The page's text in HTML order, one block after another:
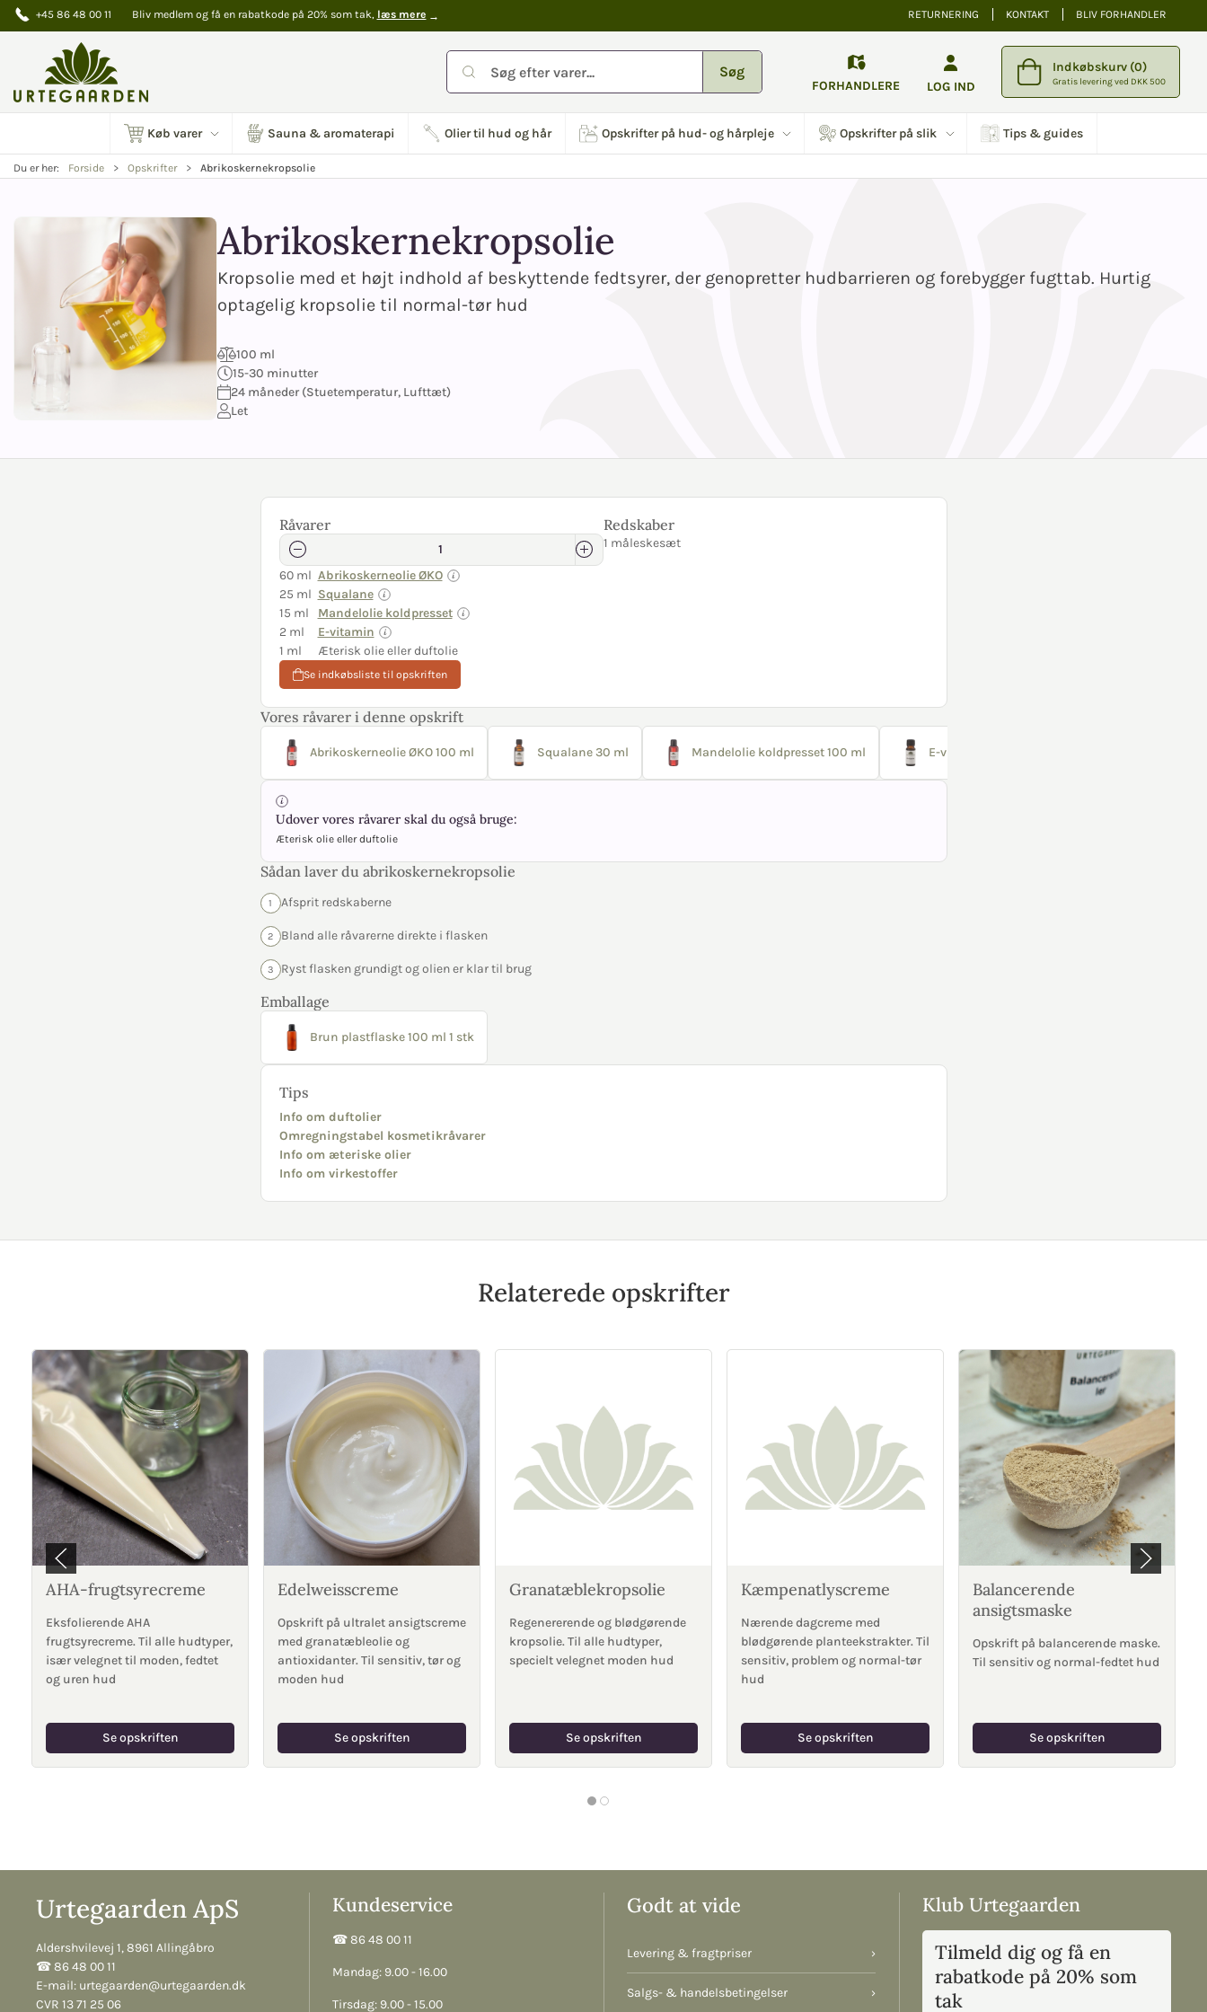
+45 86 48 00 11 Bliv medlem og få en rabatkode på 20% som tak, læs mere RETURNERING KONTAKT BLIV FORHANDLER
Søg
FORHANDLERE LOG IND
Indkøbskurv (0)
Gratis levering ved DKK 500
Køb varer Sauna & aromaterapi Olier til hud og hår Opskrifter på hud- og hårpleje Opskrifter på slik Tips & guides
Du er her: Forside Opskrifter Abrikoskernekropsolie
Abrikoskernekropsolie
Kropsolie med et højt indhold af beskyttende fedtsyrer, der genopretter hudbarrieren og forebygger fugttab. Hurtig
optagelig kropsolie til normal-tør hud
100 ml
15-30 minutter
24 måneder (Stuetemperatur, Lufttæt)
Let
Råvarer
60 ml Abrikoskerneolie ØKO
25 ml Squalane
15 ml
Mandelolie koldpresset
2 ml
E-vitamin
1 ml
Æterisk olie eller duftolie
Se indkøbsliste til opskriften
Redskaber
1 måleskesæt
Vores råvarer i denne opskrift
Abrikoskerneolie ØKO 100 ml Squalane 30 ml Mandelolie koldpresset 100 ml E-vitamin 10 ml
Udover vores råvarer skal du også bruge:
Æterisk olie eller duftolie
Sådan laver du abrikoskernekropsolie
1 Afsprit redskaberne
2 Bland alle råvarerne direkte i flasken
3 Ryst flasken grundigt og olien er klar til brug
Emballage
Brun plastflaske 100 ml 1 stk
Tips
Info om duftolier
Omregningstabel kosmetikråvarer
Info om æteriske olier
Info om virkestoffer
Relaterede opskrifter
AHA-frugtsyrecreme
Eksfolierende AHA
frugtsyrecreme. Til alle hudtyper,
især velegnet til moden, fedtet
og uren hud
Se opskriften
Edelweisscreme
Opskrift på ultralet ansigtscreme
med granatæbleolie og
antioxidanter. Til sensitiv, tør og
moden hud
Se opskriften
Granatæblekropsolie
Regenererende og blødgørende
kropsolie. Til alle hudtyper,
specielt velegnet moden hud
Se opskriften
Kæmpenatlyscreme
Nærende dagcreme med
blødgørende planteekstrakter. Til
sensitiv, problem og normal-tør
hud
Se opskriften
Balancerende
ansigtsmaske
Opskrift på balancerende maske.
Til sensitiv og normal-fedtet hud
Se opskriften
Urtegaarden ApS
Aldershvilevej 1, 8961 Allingåbro
☎︎ 86 48 00 11
E-mail: urtegaarden@urtegaarden.dk
CVR 13 71 25 06
Kundeservice
☎︎ 86 48 00 11
Mandag: 9.00 - 16.00
Tirsdag: 9.00 - 15.00
Godt at vide
Levering & fragtpriser ›
Salgs- & handelsbetingelser ›
Klub Urtegaarden
Tilmeld dig og få en
rabatkode på 20% som
tak